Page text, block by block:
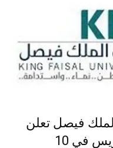
فيصل تعلن
عن حاجتها لأعضاء هيئة تدريس في 10